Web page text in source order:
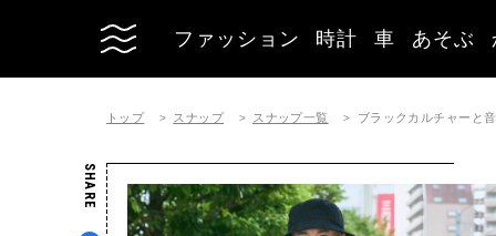
ファッション 時計 車 あそぶ
トップ スナップ スナップ一覧 ブラックカルチャーと
SHARE